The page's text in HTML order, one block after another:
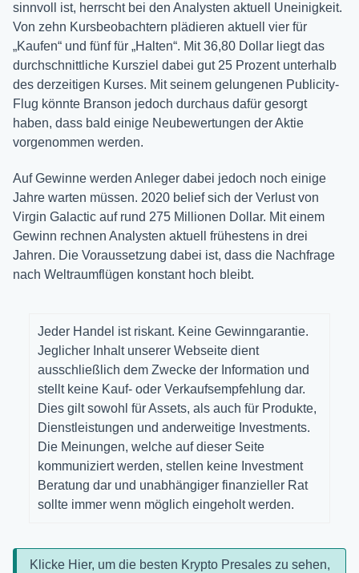
sinnvoll ist, herrscht bei den Analysten aktuell Uneinigkeit.
Von zehn Kursbeobachtern plädieren aktuell vier für
„Kaufen“ und fünf für „Halten“. Mit 36,80 Dollar liegt das
durchschnittliche Kursziel dabei gut 25 Prozent unterhalb
des derzeitigen Kurses. Mit seinem gelungenen Publicity-
Flug könnte Branson jedoch durchaus dafür gesorgt
haben, dass bald einige Neubewertungen der Aktie
vorgenommen werden.
Auf Gewinne werden Anleger dabei jedoch noch einige
Jahre warten müssen. 2020 belief sich der Verlust von
Virgin Galactic auf rund 275 Millionen Dollar. Mit einem
Gewinn rechnen Analysten aktuell frühestens in drei
Jahren. Die Voraussetzung dabei ist, dass die Nachfrage
nach Weltraumflügen konstant hoch bleibt.
Jeder Handel ist riskant. Keine Gewinngarantie.
Jeglicher Inhalt unserer Webseite dient
ausschließlich dem Zwecke der Information und
stellt keine Kauf- oder Verkaufsempfehlung dar.
Dies gilt sowohl für Assets, als auch für Produkte,
Dienstleistungen und anderweitige Investments.
Die Meinungen, welche auf dieser Seite
kommuniziert werden, stellen keine Investment
Beratung dar und unabhängiger finanzieller Rat
sollte immer wenn möglich eingeholt werden.
Klicke Hier, um die besten Krypto Presales zu sehen,